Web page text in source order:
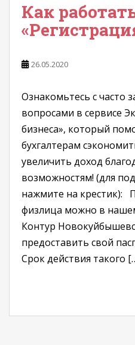
Как
26.05.2020
Ознакомьтесь с часто
вопросами в сервисе
бизнеса», который
бухгалтерам
увеличить доход
возможностям! (для
нажмите на крестик):
физлица можно в
Контур
предоставить свой
Срок действия такого